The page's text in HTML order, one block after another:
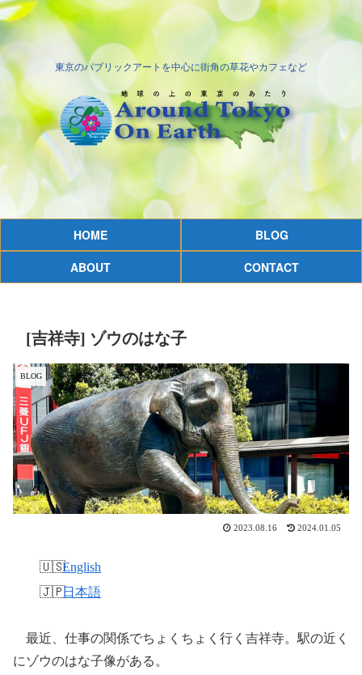
東京のパブリックアートを中心に街角の草花やカフェなど
HOME
BLOG
ABOUT
CONTACT
[吉祥寺] ゾウのはな子
BLOG
2023.08.16 2024.01.05
English
日本語
最近、仕事の関係でちょくちょく行く吉祥寺。駅の近く
にゾウのはな子像がある。